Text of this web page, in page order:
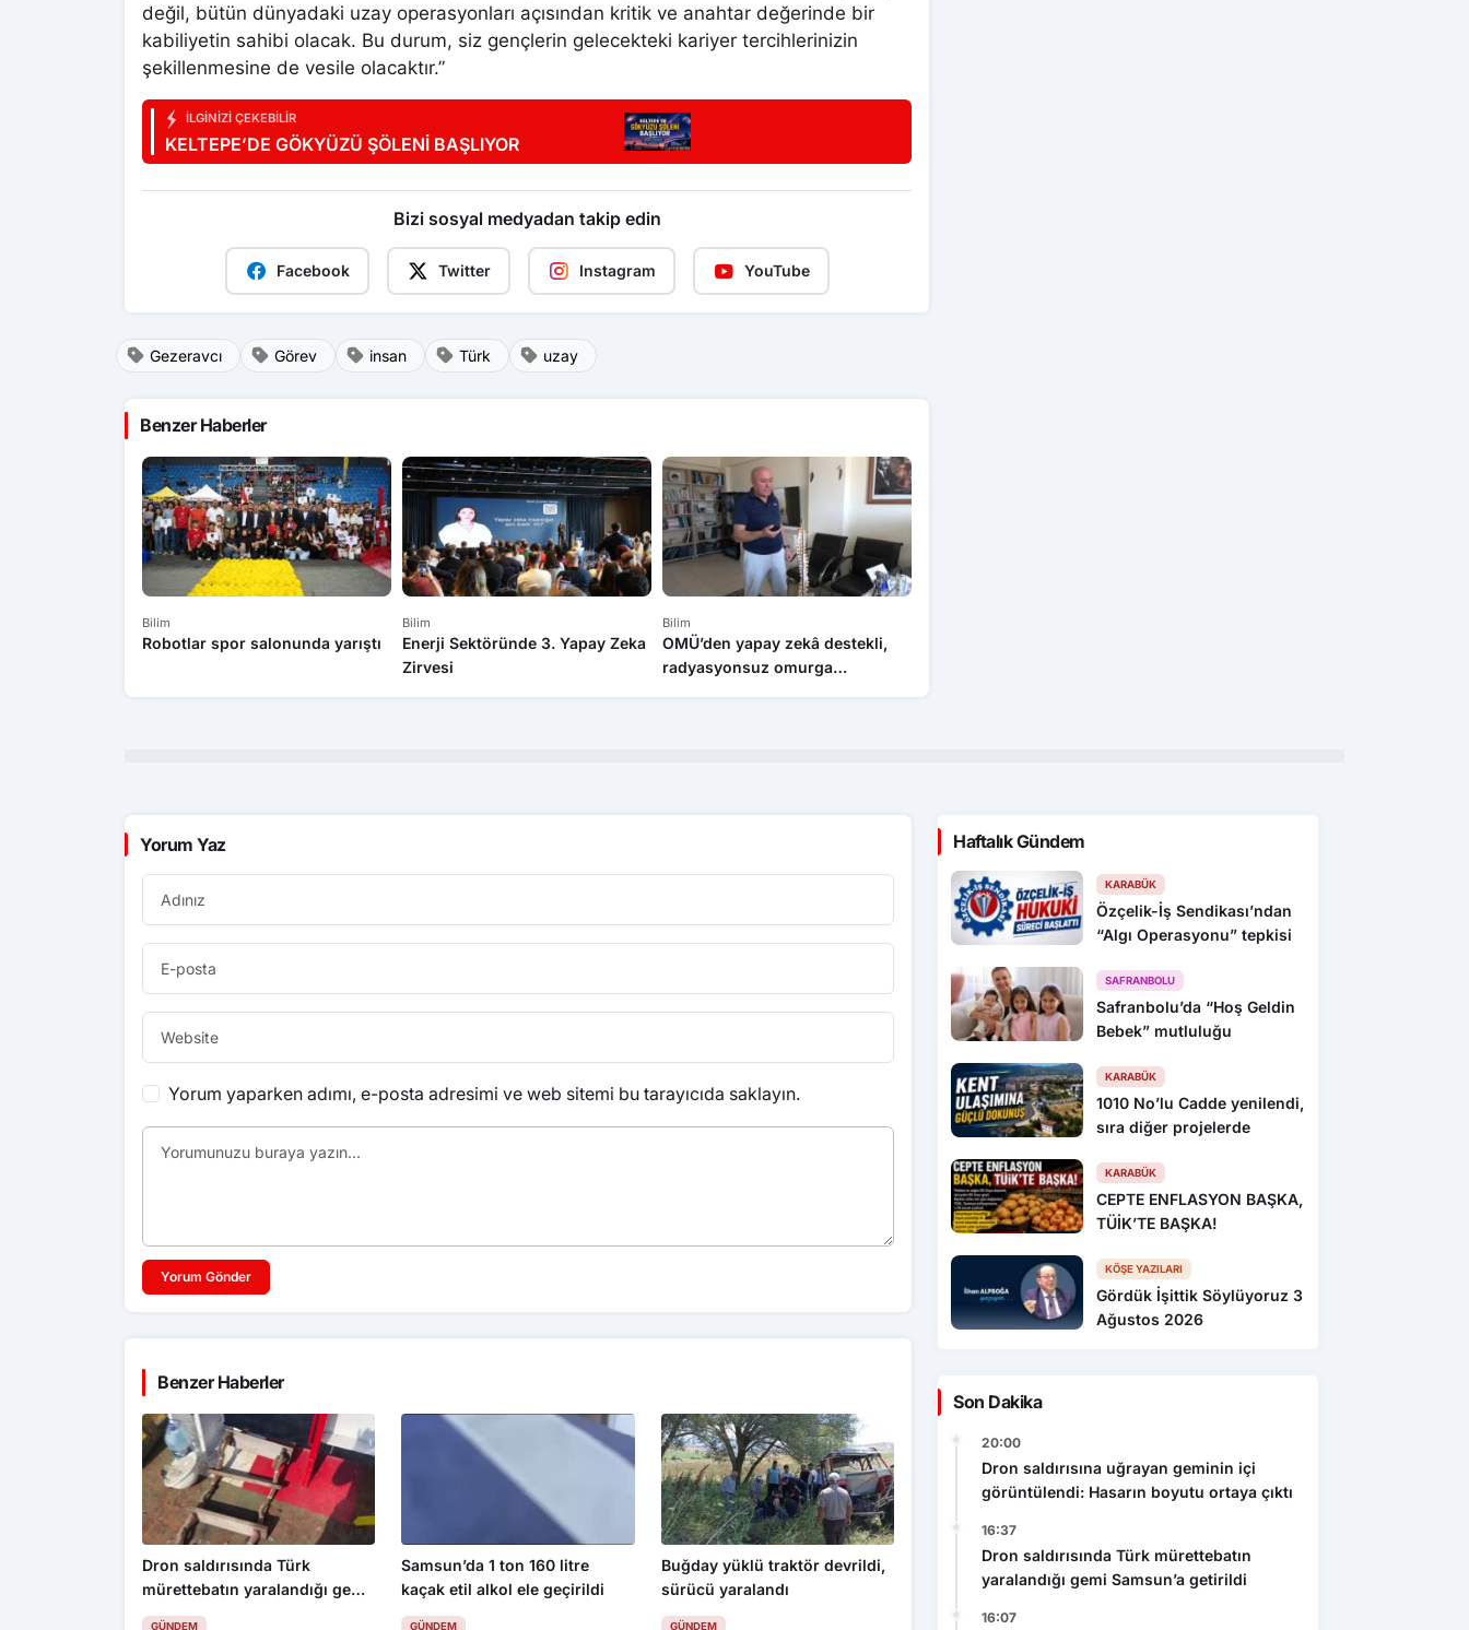
değil, bütün dünyadaki uzay operasyonları açısından kritik ve anahtar değerinde bir
kabiliyetin sahibi olacak. Bu durum, siz gençlerin gelecekteki kariyer tercihlerinizin
şekillenmesine de vesile olacaktır.”
İLGINIZI ÇEKEBILIR
KELTEPE’DE GÖKYÜZÜ ŞÖLENİ BAŞLIYOR
Bizi sosyal medyadan takip edin
Facebook Twitter Instagram YouTube
Gezeravcı Görev insan Türk uzay
Benzer Haberler
Bilim
Robotlar spor salonunda yarıştı
Bilim
Enerji Sektöründe 3. Yapay Zeka
Zirvesi
Bilim
OMÜ’den yapay zekâ destekli,
radyasyonsuz omurga
Yorum Yaz
Yorum yaparken adımı, e-posta adresimi ve web sitemi bu tarayıcıda saklayın.
Yorum Gönder
Benzer Haberler
Dron saldırısında Türk
mürettebatın yaralandığı gemi
Samsun’a getirildi
GÜNDEM
Samsun’da 1 ton 160 litre
kaçak etil alkol ele geçirildi
GÜNDEM
Buğday yüklü traktör devrildi,
sürücü yaralandı
GÜNDEM
Haftalık Gündem
KARABÜK
Özçelik-İş Sendikası’ndan
“Algı Operasyonu” tepkisi
SAFRANBOLU
Safranbolu’da “Hoş Geldin
Bebek” mutluluğu
KARABÜK
1010 No’lu Cadde yenilendi,
sıra diğer projelerde
KARABÜK
CEPTE ENFLASYON BAŞKA,
TÜİK’TE BAŞKA!
KÖŞE YAZILARI
Gördük İşittik Söylüyoruz 3
Ağustos 2026
Son Dakika
20:00
Dron saldırısına uğrayan geminin içi
görüntülendi: Hasarın boyutu ortaya çıktı
16:37
Dron saldırısında Türk mürettebatın
yaralandığı gemi Samsun’a getirildi
16:07